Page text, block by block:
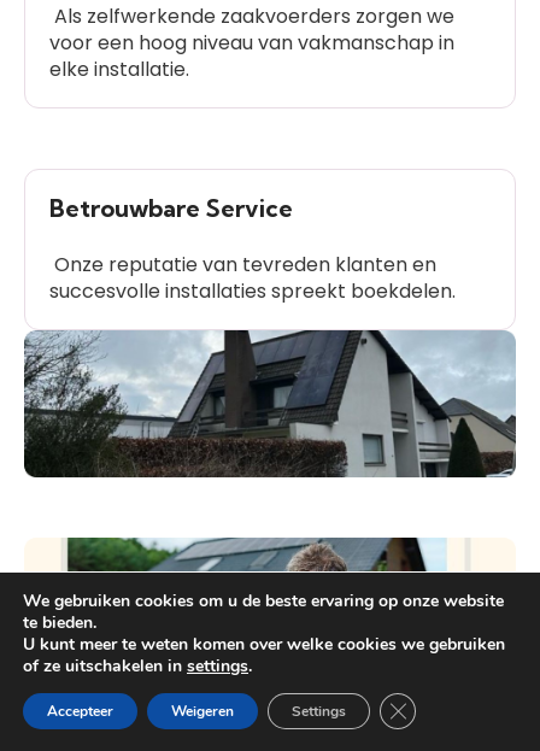
Als zelfwerkende zaakvoerders zorgen we
voor een hoog niveau van vakmanschap in
elke installatie.
Betrouwbare Service
Onze reputatie van tevreden klanten en
succesvolle installaties spreekt boekdelen.
Innovatieve Oplossingen
We gebruiken cookies om u de beste ervaring op onze website
te bieden.
U kunt meer te weten komen over welke cookies we gebruiken
of ze uitschakelen in settings.
Accepteer Weigeren Settings Close GDPR